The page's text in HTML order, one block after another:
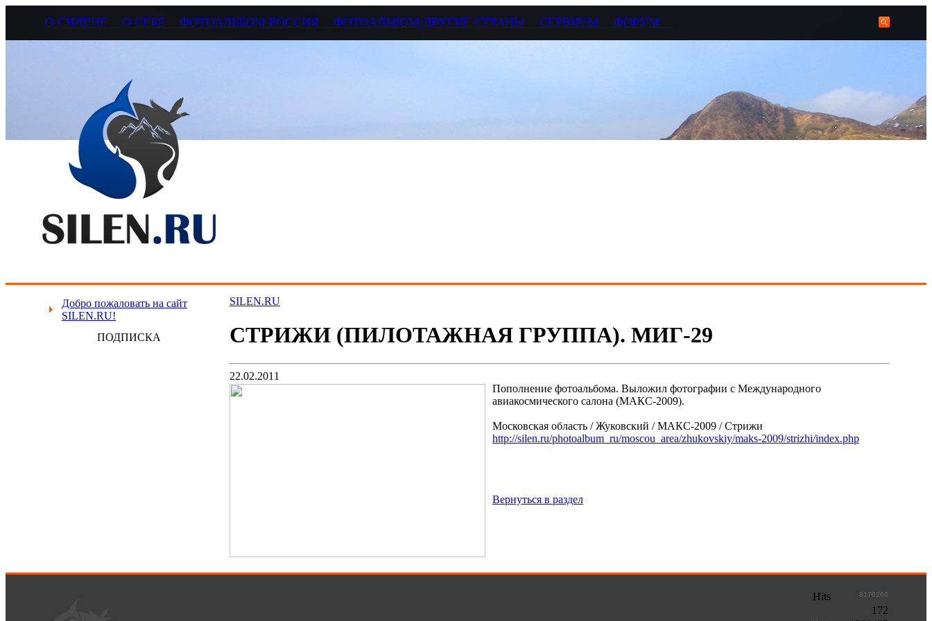
О СИЛЕНЕ О СЕБЕ ФОТОАЛЬБОМ РОССИЯ ФОТОАЛЬБОМ ДРУГИЕ СТРАНЫ СЕРВИСЫ ФОРУМ
Добро пожаловать на сайт
SILEN.RU!
ПОДПИСКА
SILEN.RU
СТРИЖИ (ПИЛОТАЖНАЯ ГРУППА). МИГ-29
22.02.2011
Пополнение фотоальбома. Выложил фотографии с Международного
авиакосмического салона (МАКС-2009).
Московская область / Жуковский / МАКС-2009 / Стрижи
http://silen.ru/photoalbum_ru/moscou_area/zhukovskiy/maks-2009/strizhi/index.php
Вернуться в раздел
Hits 8170266
172